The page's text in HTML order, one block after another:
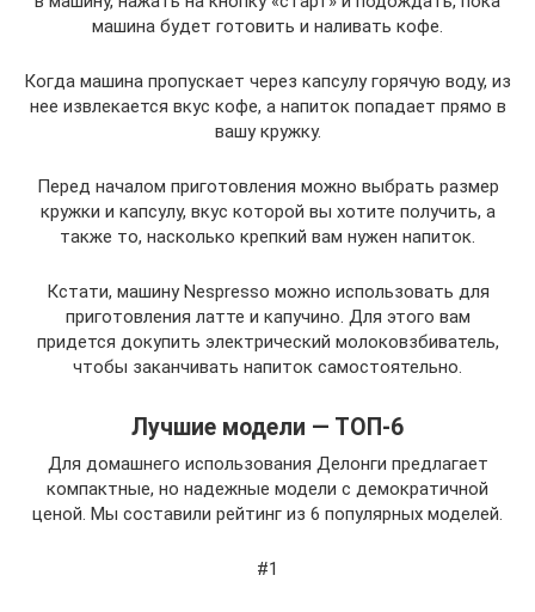
машина будет готовить и наливать кофе.
Когда машина пропускает через капсулу горячую воду, из
нее извлекается вкус кофе, а напиток попадает прямо в
вашу кружку.
Перед началом приготовления можно выбрать размер
кружки и капсулу, вкус которой вы хотите получить, а
также то, насколько крепкий вам нужен напиток.
Кстати, машину Nespresso можно использовать для
приготовления латте и капучино. Для этого вам
придется докупить электрический молоковзбиватель,
чтобы заканчивать напиток самостоятельно.
Лучшие модели — ТОП-6
Для домашнего использования Делонги предлагает
компактные, но надежные модели с демократичной
ценой. Мы составили рейтинг из 6 популярных моделей.
#1